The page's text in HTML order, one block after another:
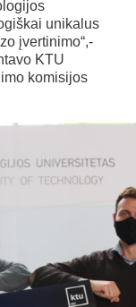
unikalus
įvertinimo“,-
KTU
komisijos